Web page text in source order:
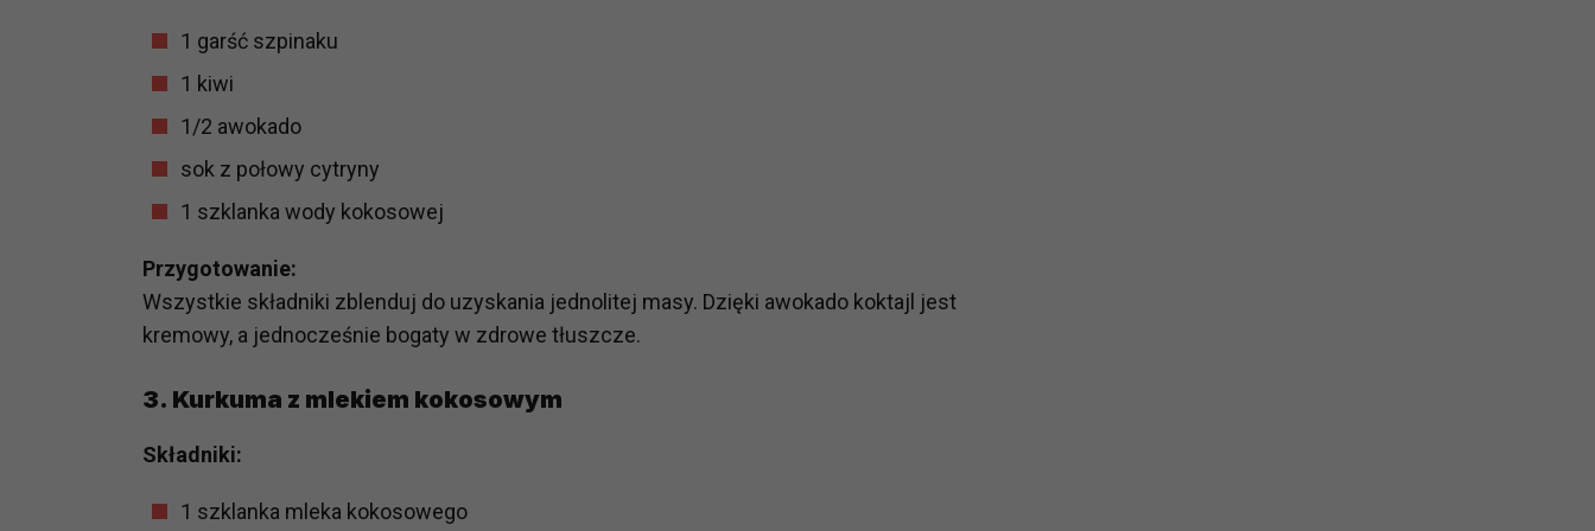
1 garść szpinaku
1 kiwi
1/2 awokado
sok z połowy cytryny
1 szklanka wody kokosowej
Przygotowanie:
Wszystkie składniki zblenduj do uzyskania jednolitej masy. Dzięki awokado koktajl jest
kremowy, a jednocześnie bogaty w zdrowe tłuszcze.
3. Kurkuma z mlekiem kokosowym
Składniki:
1 szklanka mleka kokosowego
Przetwarzanie Twoich danych w celach marketingowych podmiotów trzecich będzie odbywać się na podstawie Twojej dobrowolnej